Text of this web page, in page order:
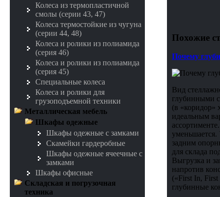
Колеса из термопластичной
смолы (серии 43, 47)
Колеса термостойкие из чугуна
(серии 44, 48)
Колеса и ролики из полиамида
(серия 46)
Колеса и ролики из полиамида
(серия 45)
Специальные колеса
Колеса и ролики для
грузоподъемной техники
Металлическая мебель
Шкафы одежные
Шкафы одежные с замками
Скамейки гардеробные
Шкафы одежные ячеечные с
замками
Шкафы офисные
Складская и погрузочная
техника
Похожие
Почему
Вид
глубинными
(в «коридор»
идеальным
уменьшается.
задним
для склада
Выгрузка и
напротив
(«First In,
глубинные